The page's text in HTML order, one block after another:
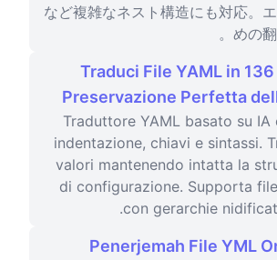
など複雑なネスト構造にも対応。
めの翻
Traduci File YAML in
Preservazione Perfetta
Traduttore YAML basato su IA
indentazione, chiavi e sintassi.
valori mantenendo intatta la
di configurazione. Supporta
con gerarchie
Penerjemah File YML